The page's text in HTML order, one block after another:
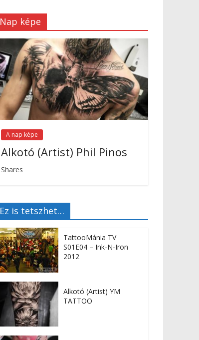
Nap képe
A nap képe
Alkotó (Artist) Phil Pinos
Shares
Ez is tetszhet…
TattooMánia TV
S01E04 – Ink-N-Iron
2012
Alkotó (Artist) YM
TATTOO